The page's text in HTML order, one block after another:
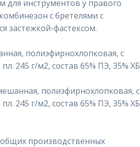
для инструментов у правого
с бретелями с
застежкой-фастексом.
полиэфирнохлопковая, с
245 г/м2, состав 65% ПЭ, 35%
полиэфирнохлопковая, с
245 г/м2, состав 65% ПЭ, 35%
производственных